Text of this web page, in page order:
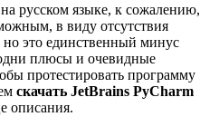
русском языке, к сожалению,
в виду отсутствия
это единственный минус
плюсы и очевидные
протестировать программу
скачать JetBrains PyCharm
описания.